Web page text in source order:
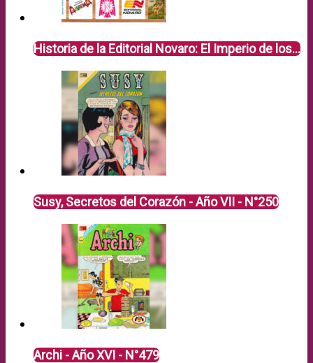
Historia de la Editorial Novaro: El Imperio de los…
Susy, Secretos del Corazón - Año VII - N°250
Archi - Año XVI - N°479